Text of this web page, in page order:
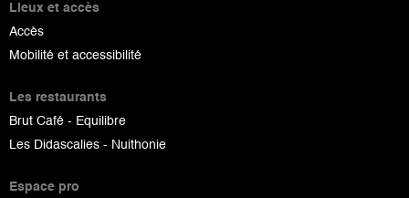
Lieux et accès
Accès
Mobilité et accessibilité
Les restaurants
Brut Café - Equilibre
Les Didascalies - Nuithonie
Espace pro